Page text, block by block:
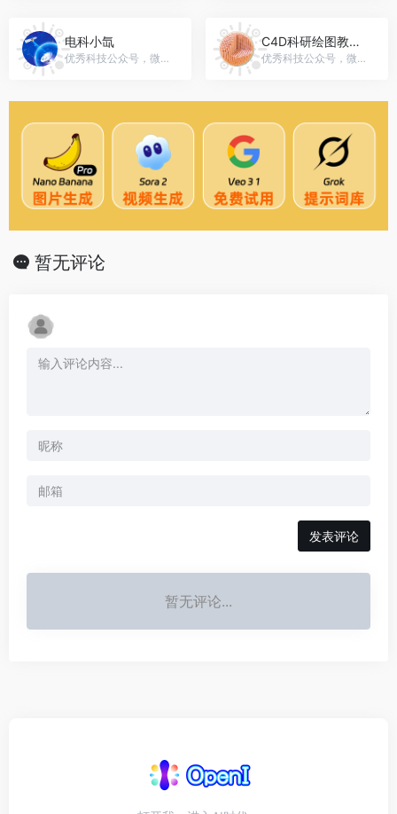
电科小氙
优秀科技公众号，微信号：gh_b9d6024b902d
C4D科研绘图教程交流
优秀科技公众号，微信号：C4D-SV
暂无评论
发表评论
暂无评论...